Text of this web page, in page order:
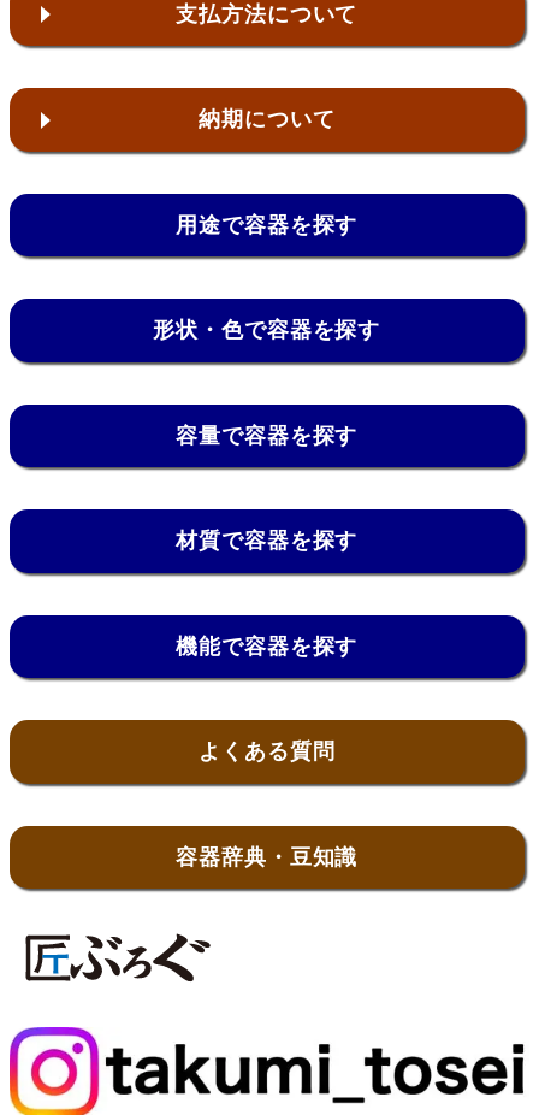
支払方法について
納期について
用途で容器を探す
形状・色で容器を探す
容量で容器を探す
材質で容器を探す
機能で容器を探す
よくある質問
容器辞典・豆知識